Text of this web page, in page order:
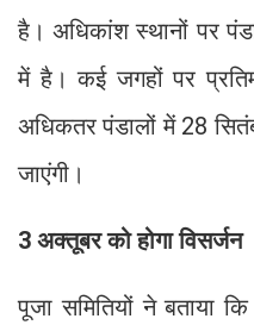
है। अधिकांश स्थानों पर
में है। कई जगहों पर
अधिकतर पंडालों में 28
जाएंगी।
3 अक्तूबर को होगा विसर्जन
पूजा समितियों ने बताया